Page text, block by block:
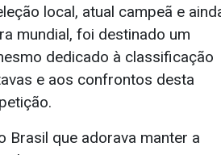
local, atual campeã e
mundial, foi destinado um
dedicado à classificação
e aos confrontos desta
Brasil que adorava manter a